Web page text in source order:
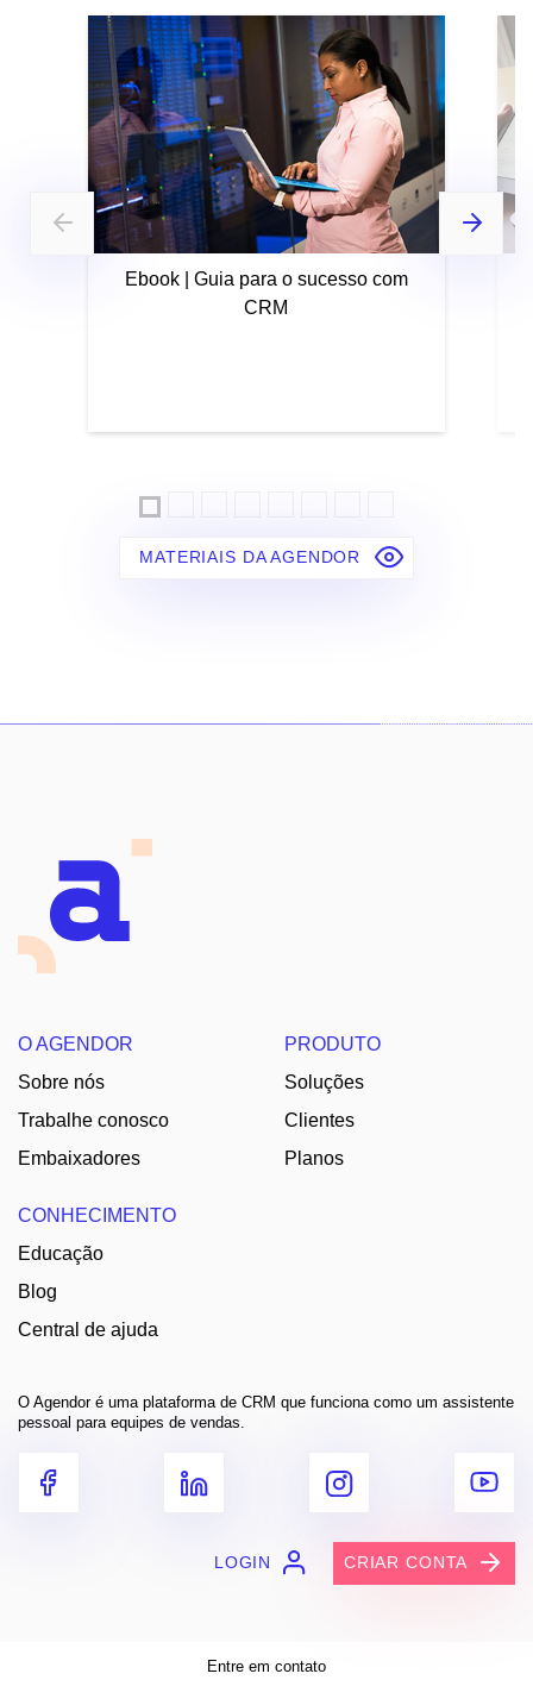
Ebook | Guia para o sucesso com
CRM
MATERIAIS DA AGENDOR
O AGENDOR
Sobre nós
Trabalhe conosco
Embaixadores
PRODUTO
Soluções
Clientes
Planos
CONHECIMENTO
Educação
Blog
Central de ajuda
O Agendor é uma plataforma de CRM que funciona como um assistente
pessoal para equipes de vendas.
LOGIN CRIAR CONTA
Entre em contato